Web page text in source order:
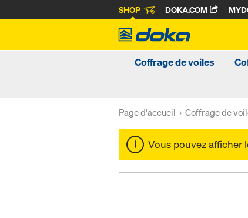
SHOP DOKA.COM
Coffrage de voiles
Page d'accueil Coffrage de
Vous pouvez afficher